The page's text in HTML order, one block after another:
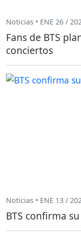
Noticias • ENE 26 /
Fans de BTS
conciertos
Noticias • ENE 13 /
BTS confirma